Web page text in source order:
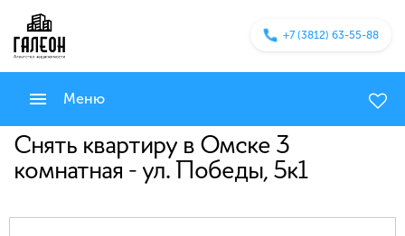
+7 (3812) 63-55-88
Меню
Снять квартиру в Омске 3
комнатная - ул. Победы, 5к1